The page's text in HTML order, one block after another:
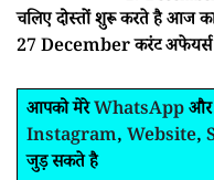
चलिए दोस्तों शुरू करते है
27 December करंट अफेयर्स
आपको मेरेWhatsApp
Instagram, Website,
जुड़ सकते है